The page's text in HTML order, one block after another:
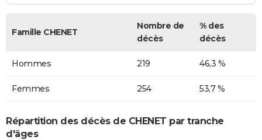
Famille CHENET
Nombre de
décès
% des
décès
Hommes 219 46,3 %
Femmes 254 53,7 %
Répartition des décès de CHENET par tranche
d'âges